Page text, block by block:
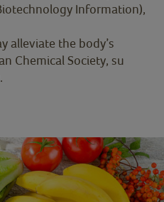
Information),
alleviate the body’s
Chemical Society, su